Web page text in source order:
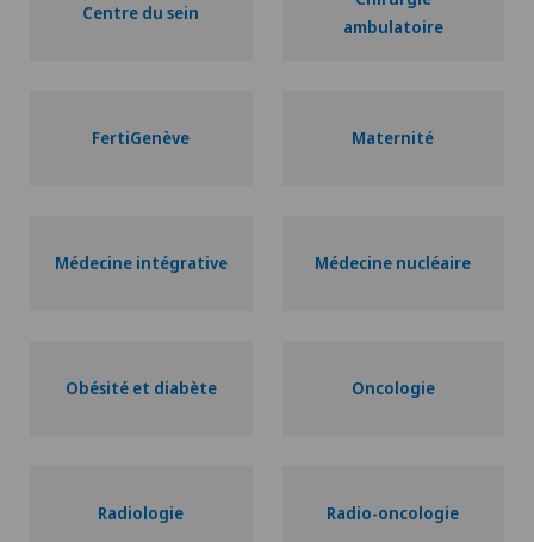
Centre du sein
ambulatoire
FertiGenève Maternité
Médecine intégrative Médecine nucléaire
Obésité et diabète Oncologie
Radiologie Radio-oncologie